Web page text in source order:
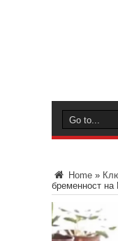
Home »
бременност